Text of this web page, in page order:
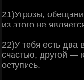
21)Угрозы,
из этого не
22)У тебя есть два
счастью, другой —
оступись.